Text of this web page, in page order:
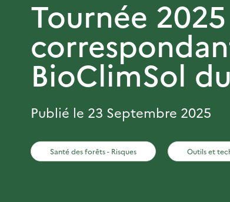
Tournée
BioClimSol
Publié le 23 Septembre 2025
Santé des forêts - Risques Outils et